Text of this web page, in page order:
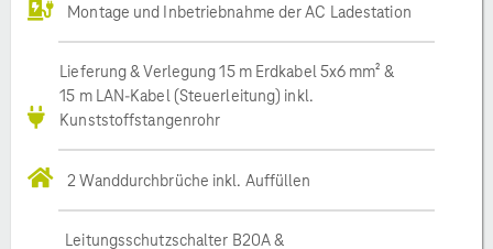
Montage und Inbetriebnahme der AC Ladestation
Lieferung & Verlegung 15 m Erdkabel 5x6 mm² &
15 m LAN-Kabel (Steuerleitung) inkl.
Kunststoffstangenrohr
2 Wanddurchbrüche inkl. Auffüllen
Leitungsschutzschalter B20A &